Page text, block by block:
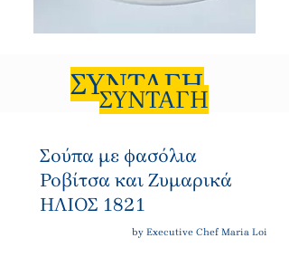
ΣΥΝΤΑΓΗ
Σούπα με φασόλια
Ροβίτσα και Ζυμαρικά
ΗΛΙΟΣ 1821
by Executive Chef Maria Loi
ΣΥΝΤΑΓΗ